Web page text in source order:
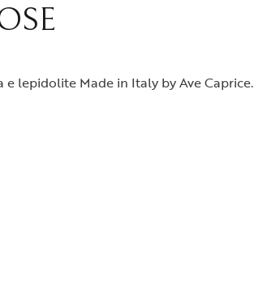
lepidolite Made in Italy by Ave Caprice.